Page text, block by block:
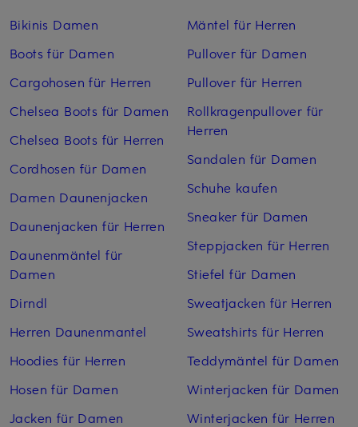
Bikinis Damen
Boots für Damen
Cargohosen für Herren
Chelsea Boots für Damen
Chelsea Boots für Herren
Cordhosen für Damen
Damen Daunenjacken
Daunenjacken für Herren
Daunenmäntel für
Damen
Dirndl
Herren Daunenmantel
Hoodies für Herren
Hosen für Damen
Jacken für Damen
Mäntel für Herren
Pullover für Damen
Pullover für Herren
Rollkragenpullover für
Herren
Sandalen für Damen
Schuhe kaufen
Sneaker für Damen
Steppjacken für Herren
Stiefel für Damen
Sweatjacken für Herren
Sweatshirts für Herren
Teddymäntel für Damen
Winterjacken für Damen
Winterjacken für Herren